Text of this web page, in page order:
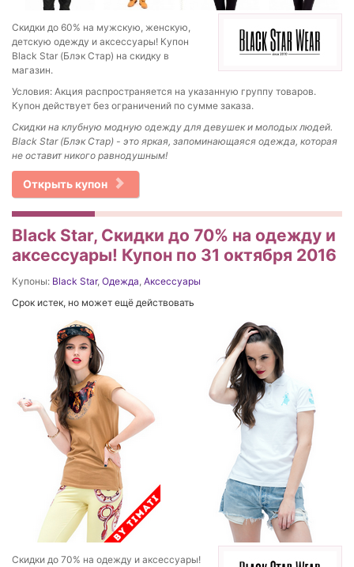
Скидки до 60% на мужскую, женскую,
детскую одежду и аксессуары! Купон
Black Star (Блэк Стар) на скидку в
магазин.
Условия: Акция распространяется на указанную группу товаров.
Купон действует без ограничений по сумме заказа.
Скидки на клубную модную одежду для девушек и молодых людей.
Black Star (Блэк Стар) - это яркая, запоминающаяся одежда, которая
не оставит никого равнодушным!
Открыть купон
Black Star, Скидки до 70% на одежду и
аксессуары! Купон по 31 октября 2016
Купоны: Black Star, Одежда Аксессуары
Срок истек, но может ещё действовать
Скидки до 70% на одежду и аксессуары!